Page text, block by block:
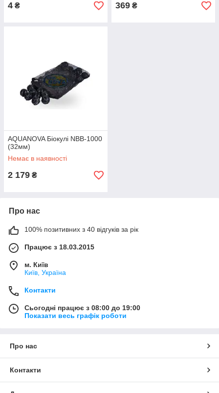
4 ₴ 369 ₴
AQUANOVA Біокулі NBB-1000
(32мм)
Немає в наявності
2 179 ₴
Про нас
100% позитивних з 40 відгуків за рік
Працює з 18.03.2015
м. Київ
Київ, Україна
Контакти
Сьогодні працює з 08:00 до 19:00
Показати весь графік роботи
Про нас
Контакти